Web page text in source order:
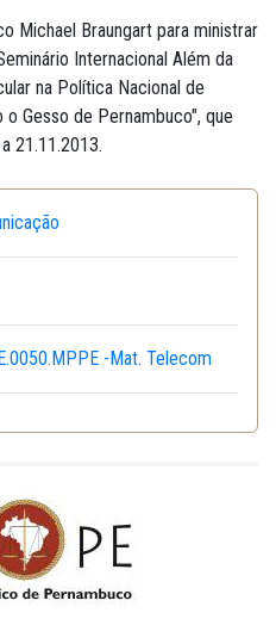
Michael Braungart para ministrar
Internacional Além da
na Política Nacional de
Gesso de Pernambuco", que
21.11.2013.
-Mat. Telecom